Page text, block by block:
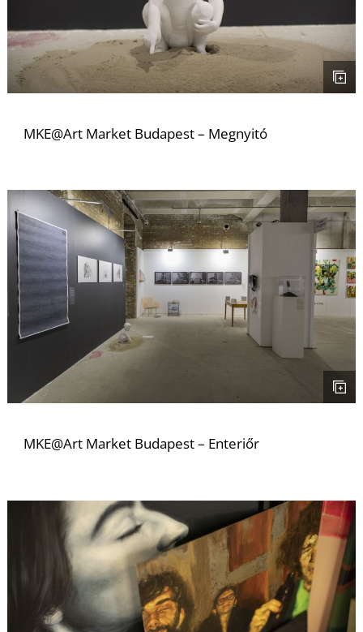
MKE@Art Market Budapest – Megnyitó
MKE@Art Market Budapest – Enteriőr